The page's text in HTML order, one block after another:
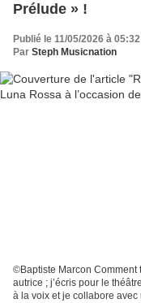
Prélude » !
Publié le 11/05/2026 à 05:32
Par Steph Musicnation
©Baptiste Marcon Comment
autrice ; j’écris pour le
à la voix et je collabore